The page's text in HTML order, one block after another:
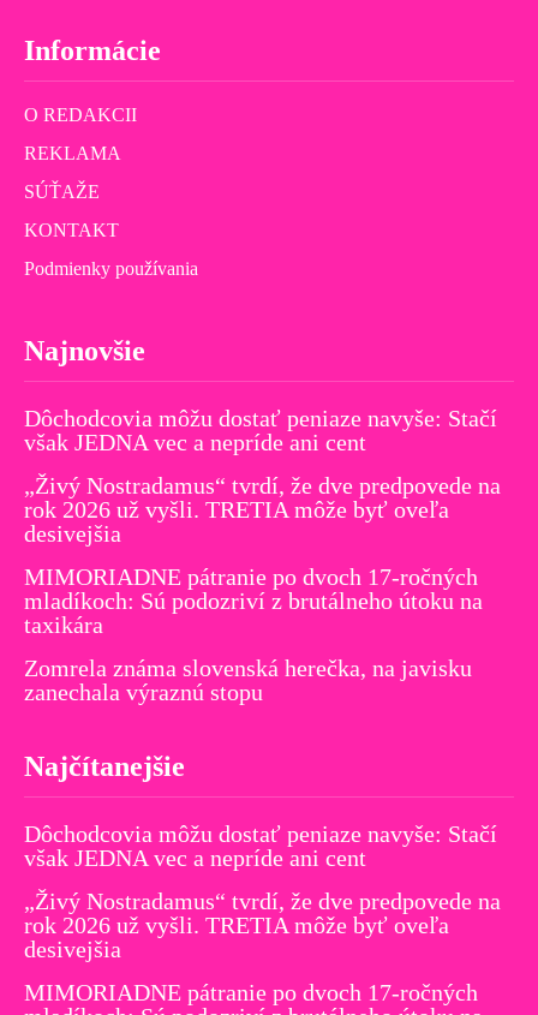
Informácie
O REDAKCII
REKLAMA
SÚŤAŽE
KONTAKT
Podmienky používania
Najnovšie
Dôchodcovia môžu dostať peniaze navyše: Stačí
však JEDNA vec a nepríde ani cent
„Živý Nostradamus“ tvrdí, že dve predpovede na
rok 2026 už vyšli. TRETIA môže byť oveľa
desivejšia
MIMORIADNE pátranie po dvoch 17-ročných
mladíkoch: Sú podozriví z brutálneho útoku na
taxikára
Zomrela známa slovenská herečka, na javisku
zanechala výraznú stopu
Najčítanejšie
Dôchodcovia môžu dostať peniaze navyše: Stačí
však JEDNA vec a nepríde ani cent
„Živý Nostradamus“ tvrdí, že dve predpovede na
rok 2026 už vyšli. TRETIA môže byť oveľa
desivejšia
MIMORIADNE pátranie po dvoch 17-ročných